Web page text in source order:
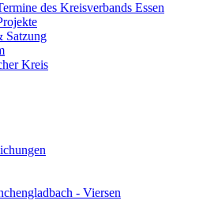
des Kreisverbands Essen
Satzung
Kreis
- Viersen